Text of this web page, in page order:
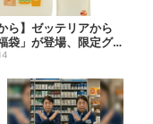
ら】ゼッテリアから
袋」が登場、限定グ
得な3500円クーポ...